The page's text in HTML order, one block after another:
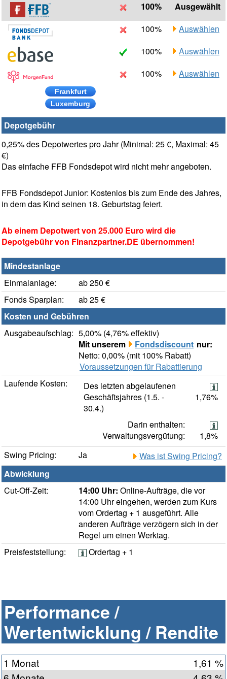
100%
Ausgewählt
100%
Auswählen
100%
Auswählen
Frankfurt
Luxemburg
100% Auswählen
Depotgebühr
0,25% des Depotwertes pro Jahr (Minimal: 25 €, Maximal: 45
€)
Das einfache FFB Fondsdepot wird nicht mehr angeboten.
FFB Fondsdepot Junior: Kostenlos bis zum Ende des Jahres,
in dem das Kind seinen 18. Geburtstag feiert.
Ab einem Depotwert von 25.000 Euro wird die
Depotgebühr von Finanzpartner.DE übernommen!
Mindestanlage
Einmalanlage:
ab 250 €
Fonds Sparplan:
ab 25 €
Kosten und Gebühren
Ausgabeaufschlag: 5,00% (4,76% effektiv)
Mit unserem
Fondsdiscount nur:
Netto: 0,00% (mit 100% Rabatt)
Voraussetzungen für Rabattierung
Laufende Kosten:
Des letzten abgelaufenen
Geschäftsjahres (1.5. -
30.4.)
1,76%
Darin enthalten:
Verwaltungsvergütung:
1,8%
Swing Pricing:
Ja
Was ist Swing Pricing?
Abwicklung
Cut-Off-Zeit:
14:00 Uhr: Online-Aufträge, die vor
14:00 Uhr eingehen, werden zum Kurs
vom Ordertag + 1 ausgeführt. Alle
anderen Aufträge verzögern sich in der
Regel um einen Werktag.
Preisfeststellung:
Ordertag + 1
Performance /
Wertentwicklung / Rendite
1 Monat
1,61 %